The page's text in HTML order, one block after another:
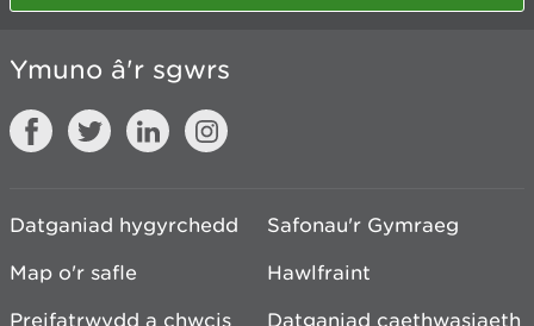
Ymuno â'r sgwrs
Datganiad hygyrchedd
Safonau'r Gymraeg
Map o'r safle
Hawlfraint
Preifatrwydd a chwcis
Datganiad caethwasiaeth